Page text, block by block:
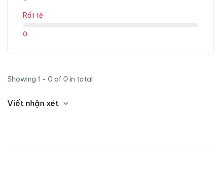
Rất tệ
0
Showing 1 - 0 of 0 in total
Viết nhận xét